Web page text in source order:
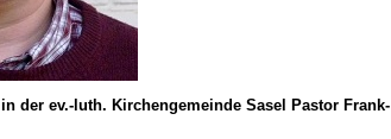
der ev.-luth. Kirchengemeinde Sasel Pastor Frank-